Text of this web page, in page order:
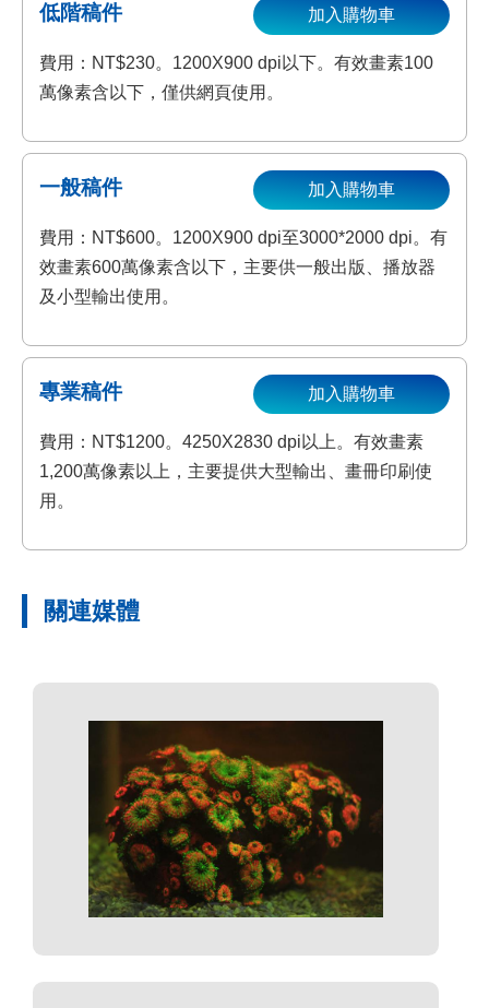
低階稿件
費用：NT$230。1200X900 dpi以下。有效畫素100
萬像素含以下，僅供網頁使用。
加入購物車
一般稿件
費用：NT$600。1200X900 dpi至3000*2000 dpi。有
效畫素600萬像素含以下，主要供一般出版、播放器
及小型輸出使用。
加入購物車
專業稿件
費用：NT$1200。4250X2830 dpi以上。有效畫素
1,200萬像素以上，主要提供大型輸出、畫冊印刷使
用。
加入購物車
關連媒體